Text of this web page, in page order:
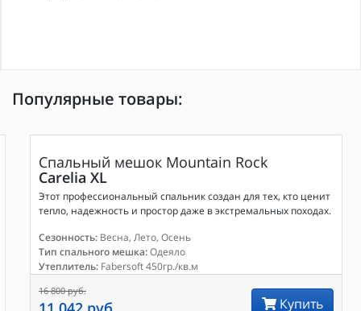
Популярные товары: